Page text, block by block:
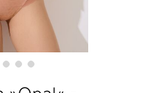
prebrali, katera globina
vaši meri (A, B …) – iščite v
ki ste ga določili s